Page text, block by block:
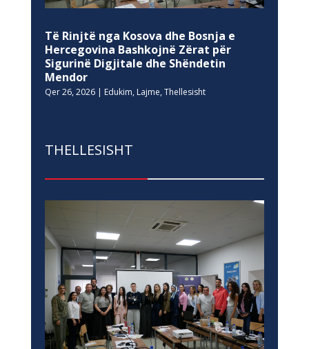
Të Rinjtë nga Kosova dhe Bosnja e
Hercegovina Bashkojnë Zërat për
Sigurinë Digjitale dhe Shëndetin
Mendor
Qer 26, 2026| Edukim, Lajme, Thellesisht
THELLESISHT